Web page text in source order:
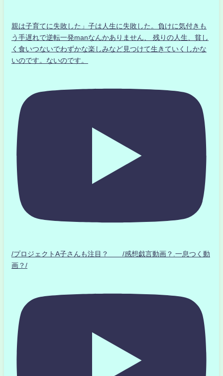
親は子育てに失敗した」子は人生に失敗した。負けに気付きも
う手遅れで逆転一発manなんかありません、 残りの人生、貧し
く食いつないでわずかな楽しみなど見つけて生きていくしかな
いのです。ないのです。
/プロジェクトA子さんも注目？ /感想戯言動画？.一息つく動
画？/